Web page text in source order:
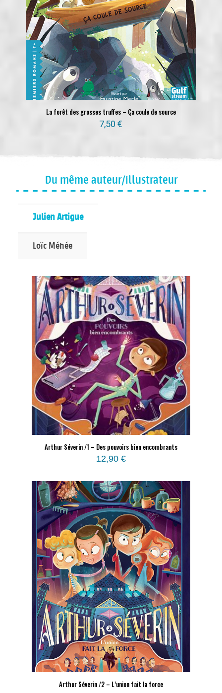
La forêt des grosses truffes – Ça coule de source
7,50€
Du même auteur/illustrateur
Julien Artigue
Loïc Méhée
Arthur Séverin /1 – Des pouvoirs bien encombrants
12,90 €
Arthur Séverin /2 – L’union fait la force